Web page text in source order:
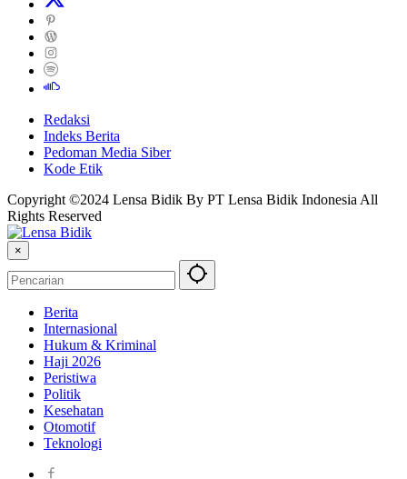
Redaksi
Indeks Berita
Pedoman Media Siber
Kode Etik
Copyright ©2024 Lensa Bidik By PT Lensa Bidik Indonesia All
Rights Reserved
×
Berita
Internasional
Hukum & Kriminal
Haji 2026
Peristiwa
Politik
Kesehatan
Otomotif
Teknologi